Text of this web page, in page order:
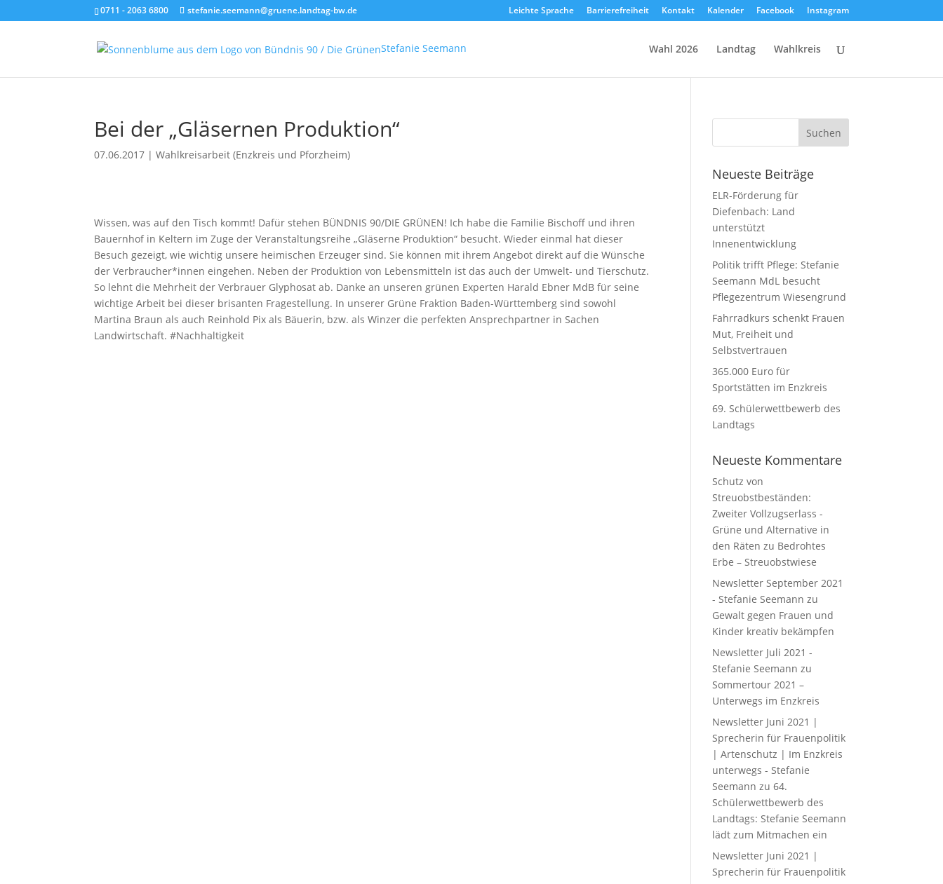
0711 - 2063 6800 stefanie.seemann@gruene.landtag-bw.de Leichte Sprache Barrierefreiheit Kontakt Kalender Facebook Instagram
Stefanie Seemann Wahl 2026 Landtag Wahlkreis
Bei der „Gläsernen Produktion“
07.06.2017 |Wahlkreisarbeit (Enzkreis und Pforzheim)
Wissen, was auf den Tisch kommt! Dafür stehen BÜNDNIS 90/DIE GRÜNEN! Ich habe die Familie Bischoff und ihren
Bauernhof in Keltern im Zuge der Veranstaltungsreihe „Gläserne Produktion“ besucht. Wieder einmal hat dieser
Besuch gezeigt, wie wichtig unsere heimischen Erzeuger sind. Sie können mit ihrem Angebot direkt auf die Wünsche
der Verbraucher*innen eingehen. Neben der Produktion von Lebensmitteln ist das auch der Umwelt- und Tierschutz.
So lehnt die Mehrheit der Verbrauer Glyphosat ab. Danke an unseren grünen Experten Harald Ebner MdB für seine
wichtige Arbeit bei dieser brisanten Fragestellung. In unserer Grüne Fraktion Baden-Württemberg sind sowohl
Martina Braun als auch Reinhold Pix als Bäuerin, bzw. als Winzer die perfekten Ansprechpartner in Sachen
Landwirtschaft. #Nachhaltigkeit
Neueste Beiträge
ELR-Förderung für
Diefenbach: Land
unterstützt
Innenentwicklung
Politik trifft Pflege: Stefanie
Seemann MdL besucht
Pflegezentrum Wiesengrund
Fahrradkurs schenkt Frauen
Mut, Freiheit und
Selbstvertrauen
365.000 Euro für
Sportstätten im Enzkreis
69. Schülerwettbewerb des
Landtags
Neueste Kommentare
Schutz von
Streuobstbeständen:
Zweiter Vollzugserlass -
Grüne und Alternative in
den Räten zu Bedrohtes
Erbe – Streuobstwiese
Newsletter September 2021
- Stefanie Seemann zu
Gewalt gegen Frauen und
Kinder kreativ bekämpfen
Newsletter Juli 2021 -
Stefanie Seemann zu
Sommertour 2021 –
Unterwegs im Enzkreis
Newsletter Juni 2021 |
Sprecherin für Frauenpolitik
| Artenschutz | Im Enzkreis
unterwegs - Stefanie
Seemann zu64.
Schülerwettbewerb des
Landtags: Stefanie Seemann
lädt zum Mitmachen ein
Newsletter Juni 2021 |
Sprecherin für Frauenpolitik